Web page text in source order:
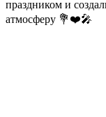
праздником и
атмосферу 💐❤️🎤